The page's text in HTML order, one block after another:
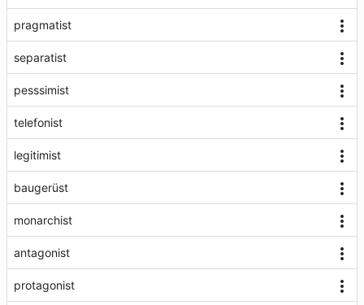
pragmatist
separatist
pesssimist
telefonist
legitimist
baugerüst
monarchist
antagonist
protagonist